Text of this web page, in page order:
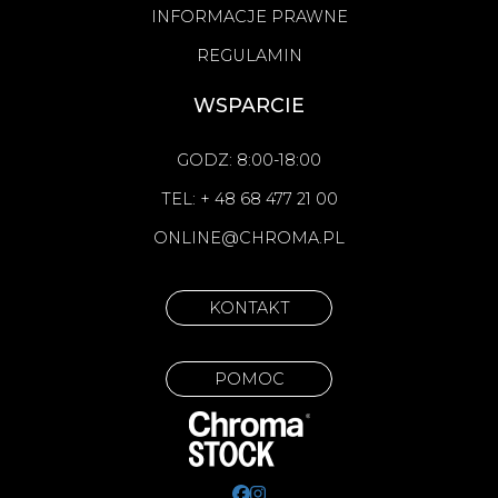
INFORMACJE PRAWNE
REGULAMIN
WSPARCIE
GODZ: 8:00-18:00
TEL: + 48 68 477 21 00
ONLINE@CHROMA.PL
KONTAKT
POMOC